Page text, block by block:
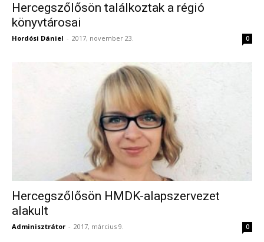
Hercegszőlősön találkoztak a régió
könyvtárosai
Hordósi Dániel - 2017, november 23. 0
Hercegszőlősön HMDK-alapszervezet
alakult
Adminisztrátor - 2017, március 9. 0